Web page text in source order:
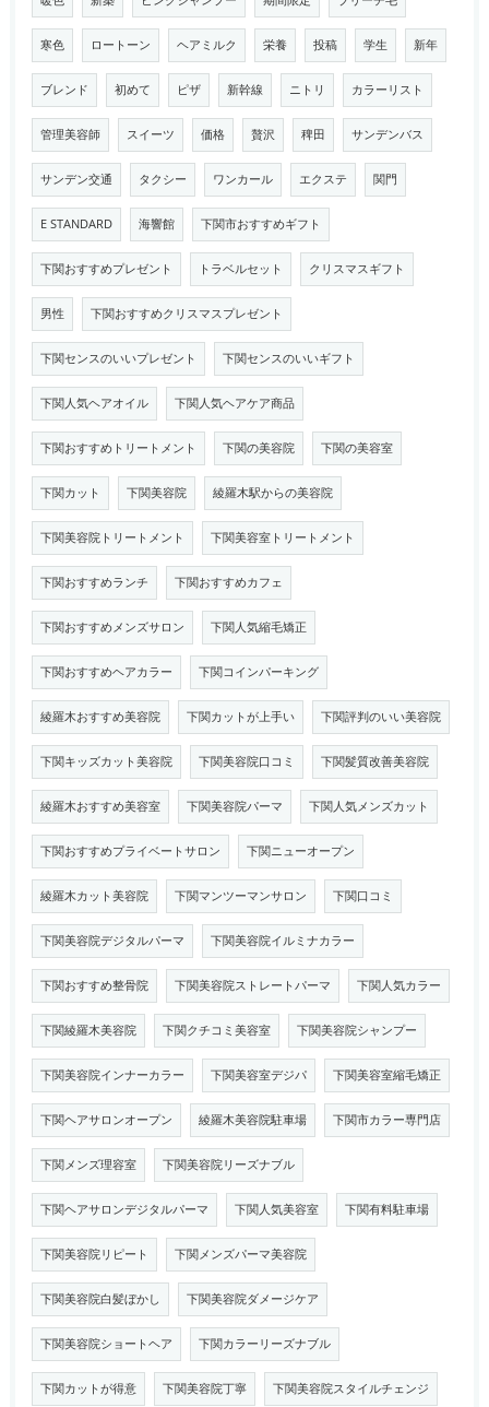
寒色 ロートーン ヘアミルク 栄養 投稿 学生 新年
ブレンド 初めて ピザ 新幹線 ニトリ カラーリスト
管理美容師 スイーツ 価格 贅沢 稗田 サンデンバス
サンデン交通 タクシー ワンカール エクステ 関門
E STANDARD 海響館 下関市おすすめギフト
下関おすすめプレゼント トラベルセット クリスマスギフト
男性 下関おすすめクリスマスプレゼント
下関センスのいいプレゼント 下関センスのいいギフト
下関人気ヘアオイル 下関人気ヘアケア商品
下関おすすめトリートメント 下関の美容院 下関の美容室
下関カット 下関美容院 綾羅木駅からの美容院
下関美容院トリートメント 下関美容室トリートメント
下関おすすめランチ 下関おすすめカフェ
下関おすすめメンズサロン 下関人気縮毛矯正
下関おすすめヘアカラー 下関コインパーキング
綾羅木おすすめ美容院 下関カットが上手い 下関評判のいい美容院
下関キッズカット美容院 下関美容院口コミ 下関髪質改善美容院
綾羅木おすすめ美容室 下関美容院パーマ 下関人気メンズカット
下関おすすめプライベートサロン 下関ニューオープン
綾羅木カット美容院 下関マンツーマンサロン 下関口コミ
下関美容院デジタルパーマ 下関美容院イルミナカラー
下関おすすめ整骨院 下関美容院ストレートパーマ 下関人気カラー
下関綾羅木美容院 下関クチコミ美容室 下関美容院シャンプー
下関美容院インナーカラー 下関美容室デジパ 下関美容室縮毛矯正
下関ヘアサロンオープン 綾羅木美容院駐車場 下関市カラー専門店
下関メンズ理容室 下関美容院リーズナブル
下関ヘアサロンデジタルパーマ 下関人気美容室 下関有料駐車場
下関美容院リピート 下関メンズパーマ美容院
下関美容院白髪ぼかし 下関美容院ダメージケア
下関美容院ショートヘア 下関カラーリーズナブル
下関カットが得意 下関美容院丁寧 下関美容院スタイルチェンジ